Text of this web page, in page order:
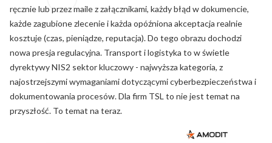
ręcznie lub przez maile z załącznikami, każdy błąd w dokumencie,
każde zagubione zlecenie i każda opóźniona akceptacja realnie
kosztuje (czas, pieniądze, reputacja). Do tego obrazu dochodzi
nowa presja regulacyjna. Transport i logistyka to w świetle
dyrektywy NIS2 sektor kluczowy - najwyższa kategoria, z
najostrzejszymi wymaganiami dotyczącymi cyberbezpieczeństwa i
dokumentowania procesów. Dla firm TSL to nie jest temat na
przyszłość. To temat na teraz.